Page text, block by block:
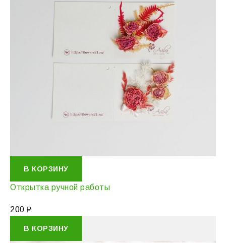
В КОРЗИНУ
Открытка ручной работы
200 ₽
В КОРЗИНУ